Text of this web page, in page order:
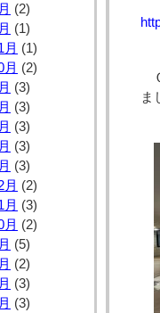
(2)
(1)
(1)
(2)
(3)
(3)
(3)
(3)
(3)
(2)
(3)
(2)
(5)
(2)
(3)
(3)
ま